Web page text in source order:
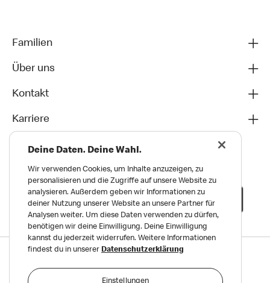
Familien
Über uns
Kontakt
Karriere
Datenschutz
Deine Daten. Deine Wahl.
Wir verwenden Cookies, um Inhalte anzuzeigen, zu
personalisieren und die Zugriffe auf unsere Website zu
analysieren. Außerdem geben wir Informationen zu
deiner Nutzung unserer Website an unsere Partner für
Analysen weiter. Um diese Daten verwenden zu dürfen,
benötigen wir deine Einwilligung. Deine Einwilligung
kannst du jederzeit widerrufen. Weitere Informationen
findest du in unserer Datenschutzerklärung